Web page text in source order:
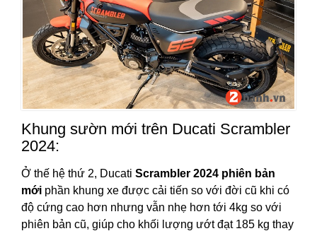
Khung sườn mới trên Ducati Scrambler
2024:
Ở thế hệ thứ 2, Ducati Scrambler 2024 phiên bản
mới phần khung xe được cải tiến so với đời cũ khi có
độ cứng cao hơn nhưng vẫn nhẹ hơn tới 4kg so với
phiên bản cũ, giúp cho khối lượng ướt đạt 185 kg thay